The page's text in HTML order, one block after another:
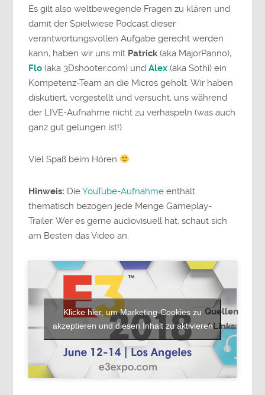
Es gilt also weltbewegende Fragen zu klären und
damit der Spielwiese Podcast dieser
verantwortungsvollen Aufgabe gerecht werden
kann, haben wir uns mit Patrick(aka MajorPanno),
Flo (aka 3Dshooter.com) undAlex (aka Sothi) ein
Kompetenz-Team an die Micros geholt. Wir haben
diskutiert, vorgestellt und versucht, uns während
der LIVE-Aufnahme nicht zu verhaspeln (was auch
ganz gut gelungen ist!).
Viel Spaß beim Hören
Hinweis: DieYouTube-Aufnahme enthält
thematisch bezogen jede Menge Gameplay-
Trailer. Wer es gerne audiovisuell hat, schaut sich
am Besten das Video an.
Quellen
/ Links:
Klicke hier, um Marketing-Cookies zu
akzeptieren und diesen Inhalt zu aktivieren